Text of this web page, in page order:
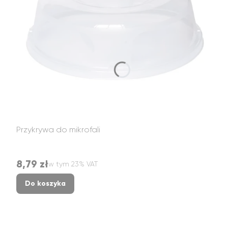
Przykrywa do mikrofali
Cena brutto
8,79 złw tym %s VAT
w tym 23% VAT
Do koszyka